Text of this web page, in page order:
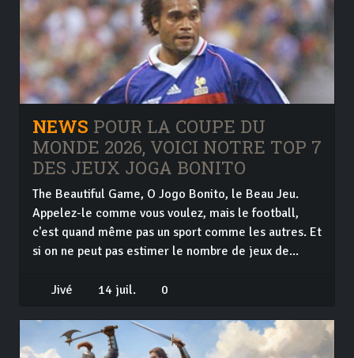
NEWS POUR LA COUPE DU
MONDE 2026, VOICI NOTRE TOP 7
DES JEUX JOGA BONITO
The Beautiful Game, O Jogo Bonito, le Beau Jeu.
Appelez-le comme vous voulez, mais le football,
c'est quand même pas un sport comme les autres. Et
si on ne peut pas estimer le nombre de jeux de...
Jivé 14 juil. 0